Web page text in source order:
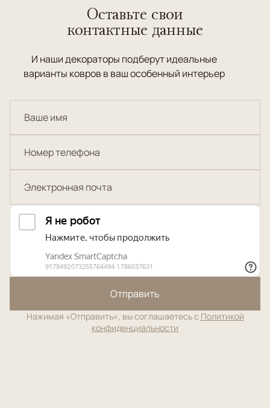
Оставьте свои
контактные данные
И наши декораторы подберут идеальные
варианты ковров в ваш особенный интерьер
Отправить
Нажимая «Отправить», вы соглашаетесь с Политикой
конфиденциальности